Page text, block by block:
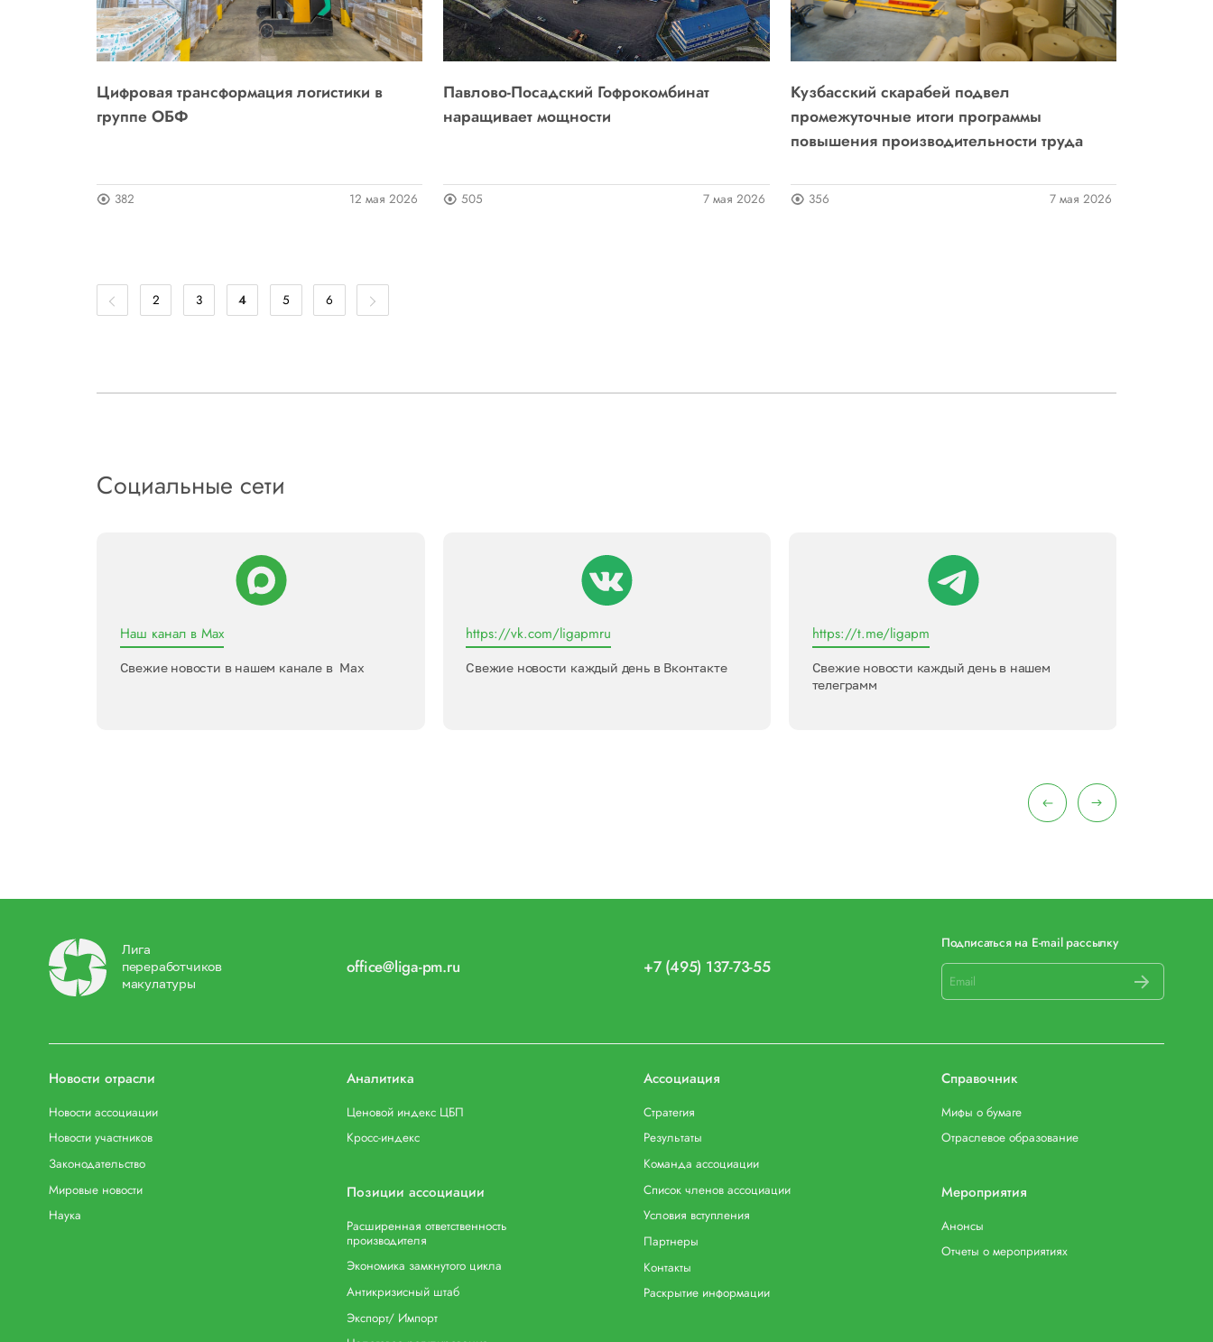
Цифровая трансформация логистики в
группе ОБФ
382 12 мая 2026
Павлово-Посадский Гофрокомбинат
наращивает мощности
505 7 мая 2026
Кузбасский скарабей подвел
промежуточные итоги программы
повышения производительности труда
356 7 мая 2026
2 3 4 5 6
Социальные сети
Наш канал в Max
Свежие новости в нашем канале в Max
https://vk.com/ligapmru
Свежие новости каждый день в Вконтакте
https://t.me/ligapm
Свежие новости каждый день в нашем
телеграмм
Лига
переработчиков
макулатуры
office@liga-pm.ru +7 (495) 137-73-55
Подписаться на E-mail рассылку
Новости отрасли
Новости ассоциации
Новости участников
Законодательство
Мировые новости
Наука
Аналитика
Ценовой индекс ЦБП
Кросс-индекс
Позиции ассоциации
Расширенная ответственность
производителя
Экономика замкнутого цикла
Антикризисный штаб
Экспорт/ Импорт
Ассоциация
Стратегия
Результаты
Команда ассоциации
Список членов ассоциации
Условия вступления
Партнеры
Контакты
Раскрытие информации
Справочник
Мифы о бумаге
Отраслевое образование
Мероприятия
Анонсы
Отчеты о мероприятиях